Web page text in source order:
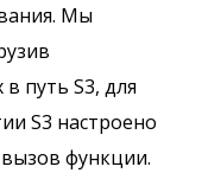
Мы
путь S3, для
S3 настроено
функции.